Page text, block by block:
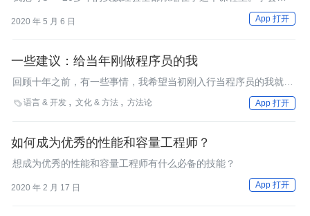
这些“武艺”，你一定能够用C++开发出优雅、高效的程序。
2020 年 5 月 6 日 App 打开
一些建议：给当年刚做程序员的我
回顾十年之前，有一些事情，我希望当初刚入行当程序员的我就能
明白，并尽早养成这些习惯。它们可以帮助我更快、更专注地成
长。以下是我的一些建议，给当年刚找到第一份程序员工作的我。
语言 & 开发 文化 & 方法 方法论 App 打开
如何成为优秀的性能和容量工程师？
想成为优秀的性能和容量工程师有什么必备的技能？
2020 年 2 月 17 日 App 打开